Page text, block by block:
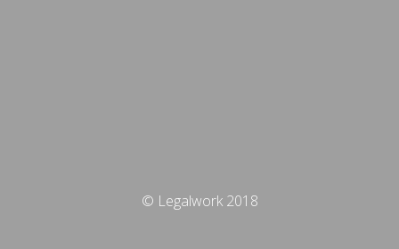
© Legalwork 2018